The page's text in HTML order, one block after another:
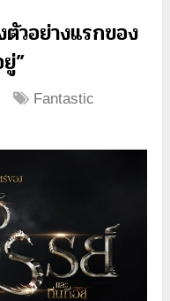
ตัวอย่างแรกของ
”
Fantastic